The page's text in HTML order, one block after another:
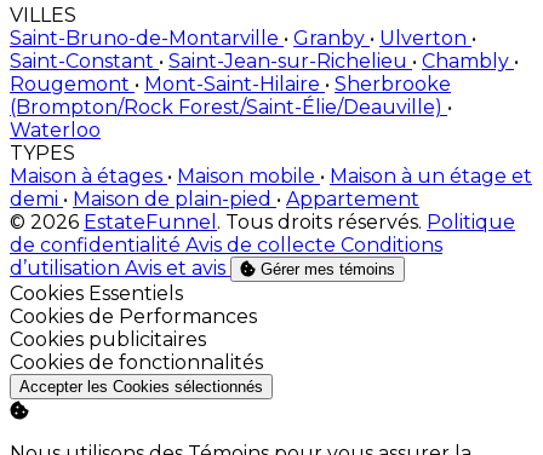
VILLES
Saint-Bruno-de-Montarville • Granby • Ulverton •
Saint-Constant • Saint-Jean-sur-Richelieu • Chambly •
Rougemont • Mont-Saint-Hilaire • Sherbrooke
(Brompton/Rock Forest/Saint-Élie/Deauville) •
Waterloo
TYPES
Maison à étages • Maison mobile • Maison à un étage et
demi • Maison de plain-pied • Appartement
© 2026 EstateFunnel . Tous droits réservés. Politique
de confidentialité Avis de collecte Conditions
d’utilisation Avis et avis Gérer mes témoins
Activer
Cookies Essentiels
Activer
Cookies de Performances
Activer
Cookies publicitaires
Activer
Cookies de fonctionnalités
Accepter les Cookies sélectionnés